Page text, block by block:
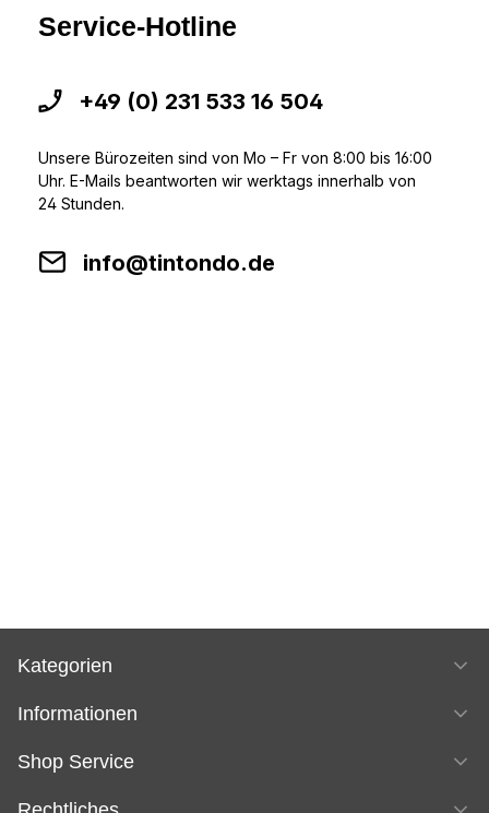
Service-Hotline
+49 (0) 231 533 16 504
Unsere Bürozeiten sind von Mo – Fr von 8:00 bis 16:00
Uhr. E-Mails beantworten wir werktags innerhalb von
24 Stunden.
info@tintondo.de
Kategorien
Informationen
Shop Service